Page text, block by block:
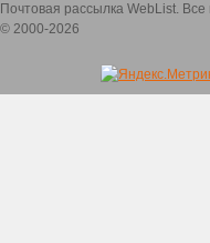
Почтовая рассылка WebList.
© 2000-2026